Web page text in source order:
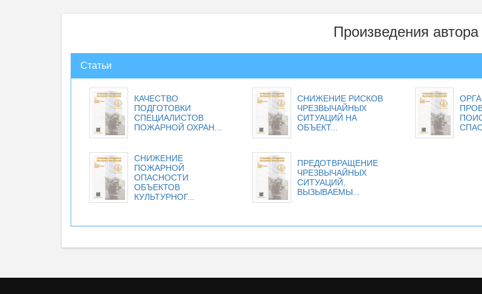
Произведения автора
Статьи
КАЧЕСТВО
ПОДГОТОВКИ
СПЕЦИАЛИСТОВ
ПОЖАРНОЙ ОХРАН...
СНИЖЕНИЕ РИСКОВ
ЧРЕЗВЫЧАЙНЫХ
СИТУАЦИЙ НА
ОБЪЕКТ...
СНИЖЕНИЕ
ПОЖАРНОЙ
ОПАСНОСТИ
ОБЪЕКТОВ
КУЛЬТУРНОГ...
ПРЕДОТВРАЩЕНИЕ
ЧРЕЗВЫЧАЙНЫХ
СИТУАЦИЙ,
ВЫЗЫВАЕМЫ...